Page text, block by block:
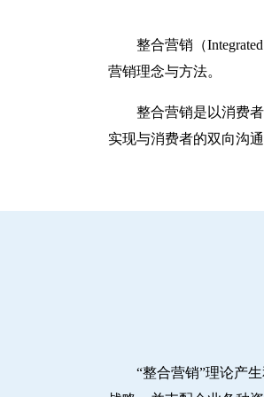
整合营销（
营销理念与方法。
整合营销是以消费
实现与消费者的双向沟
“整合营销”理论产